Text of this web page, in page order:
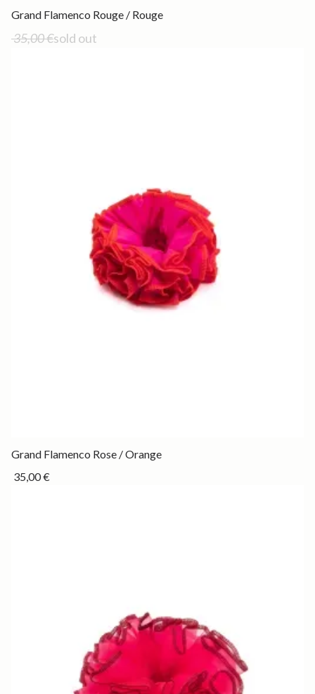
Out of stock
Grand Flamenco Rouge / Rouge
35,00 €sold out
Permanent
Grand Flamenco Rose / Orange
35,00 €